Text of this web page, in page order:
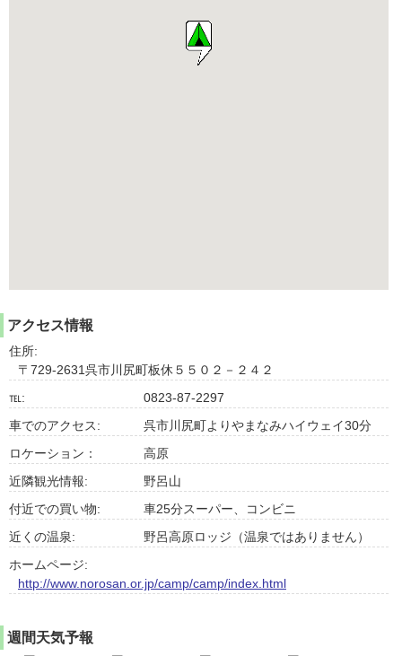
アクセス情報
住所:
〒729-2631呉市川尻町板休５５０２－２４２
℡:
0823-87-2297
車でのアクセス:
呉市川尻町よりやまなみハイウェイ30分
ロケーション：
高原
近隣観光情報:
野呂山
付近での買い物:
車25分スーパー、コンビニ
近くの温泉:
野呂高原ロッジ（温泉ではありません）
ホームページ:
http://www.norosan.or.jp/camp/camp/index.html
週間天気予報